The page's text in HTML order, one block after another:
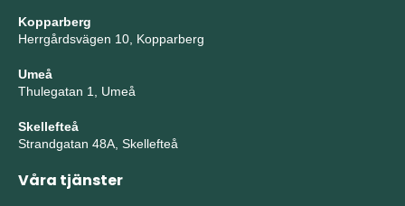
Kopparberg
Herrgårdsvägen 10, Kopparberg
Umeå
Thulegatan 1, Umeå
Skellefteå
Strandgatan 48A, Skellefteå
Våra tjänster